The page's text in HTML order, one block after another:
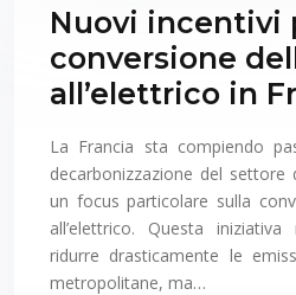
Nuovi incentivi
conversione
all’elettrico in
La Francia sta compiendo
decarbonizzazione del
un focus particolare sulla
all’elettrico. Questa
ridurre drasticamente le
metropolitane, ma…